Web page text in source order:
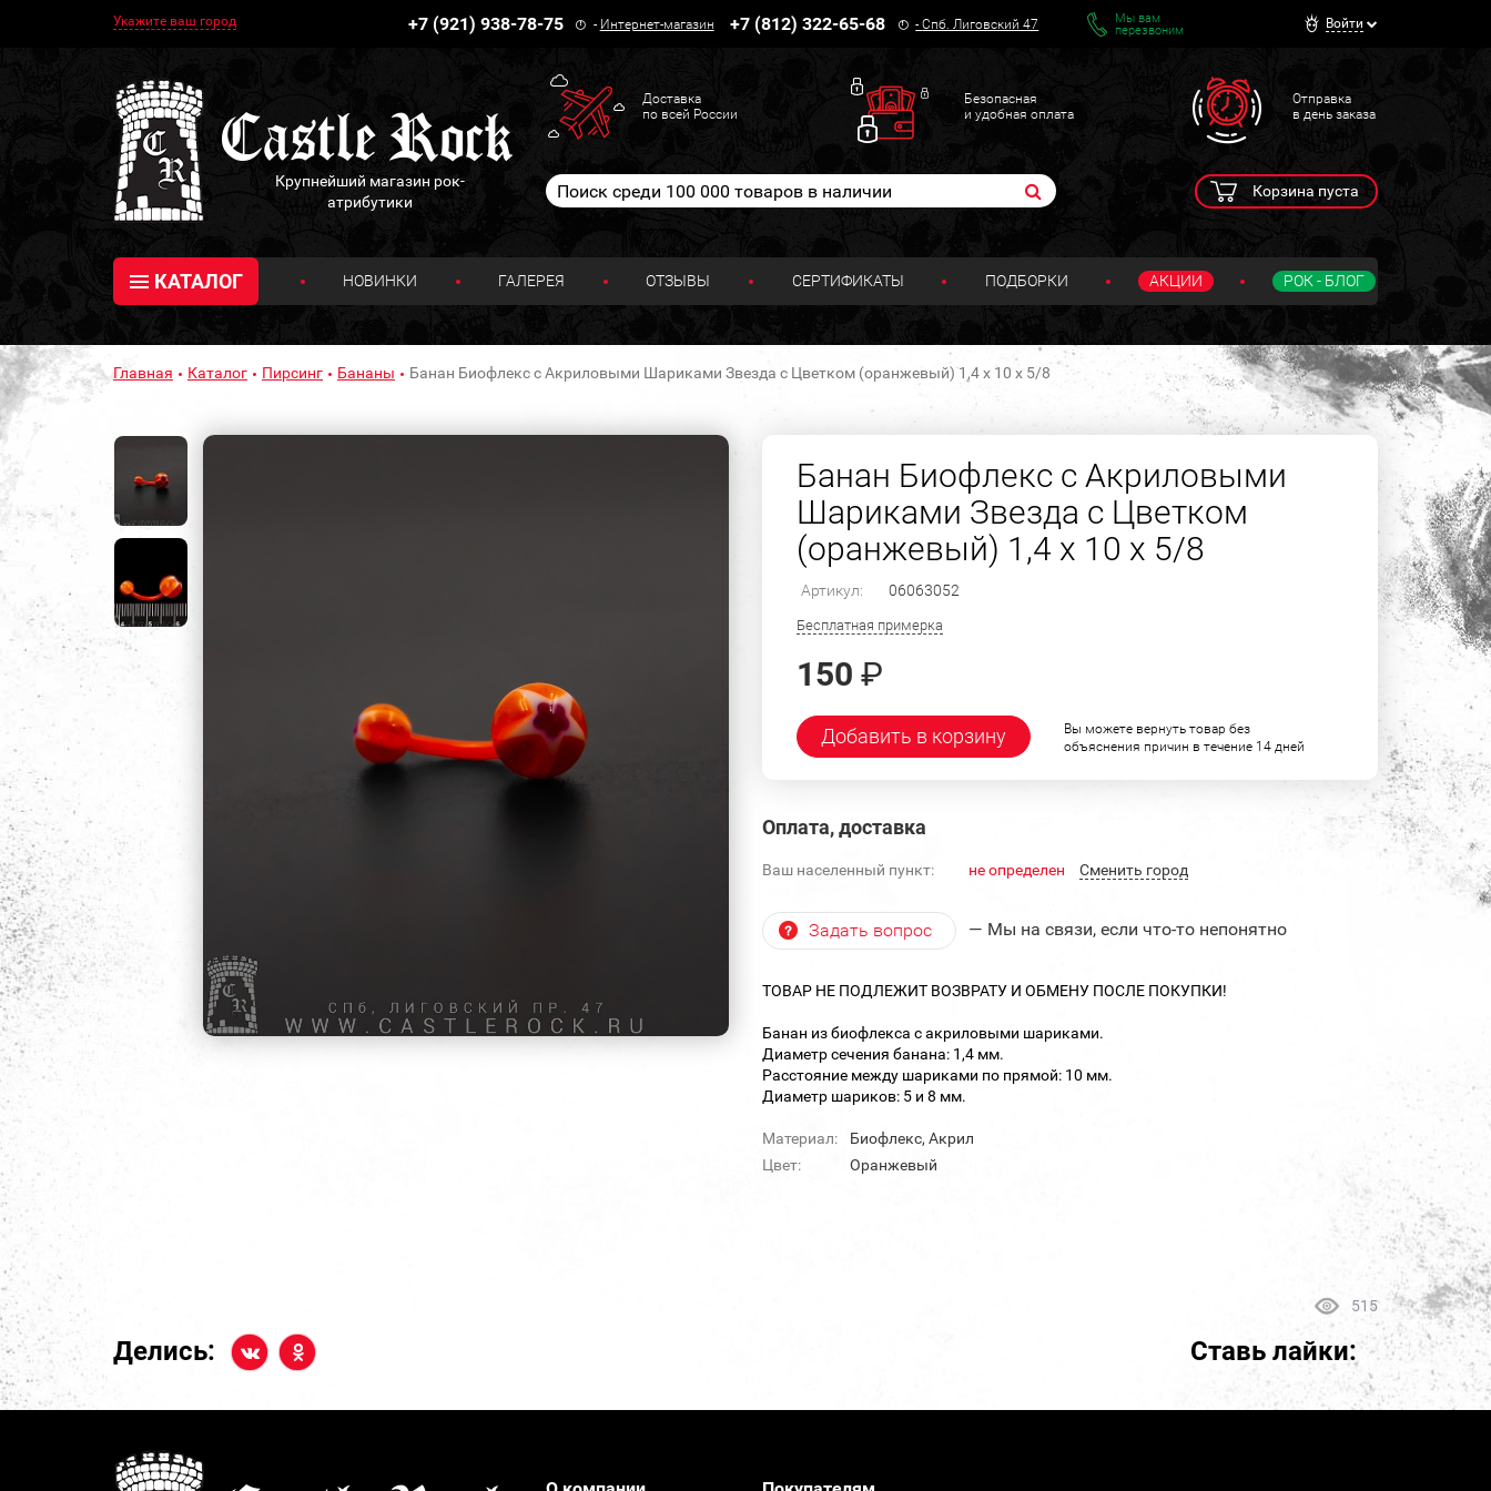
Укажите ваш город +7 (921) 938-78-75 - Интернет-магазин +7 (812) 322-65-68 -Спб. Лиговский 47
Мы вам
перезвоним
Войти
Крупнейший магазин рок-
атрибутики
Доставка
по всей России
Безопасная
и удобная оплата
Отправка
в день заказа
Корзина пуста
КАТАЛОГ НОВИНКИ ГАЛЕРЕЯ ОТЗЫВЫ СЕРТИФИКАТЫ ПОДБОРКИ АКЦИИ РОК - БЛОГ
Главная Каталог Пирсинг Бананы Банан Биофлекс с Акриловыми Шариками Звезда с Цветком (оранжевый) 1,4 х 10 х 5/8
Банан Биофлекс с Акриловыми
Шариками Звезда с Цветком
(оранжевый) 1,4 х 10 х 5/8
Артикул: 06063052
Бесплатная примерка
150 ₽
Добавить в корзину
Вы можете вернуть товар без
объяснения причин в течение 14 дней
Оплата, доставка
Ваш населенный пункт: не определен Cменить город
Задать вопрос — Мы на связи, если что-то непонятно
ТОВАР НЕ ПОДЛЕЖИТ ВОЗВРАТУ И ОБМЕНУ ПОСЛЕ ПОКУПКИ!
Банан из биофлекса с акриловыми шариками.
Диаметр сечения банана: 1,4 мм.
Расстояние между шариками по прямой: 10 мм.
Диаметр шариков: 5 и 8 мм.
Материал:
Биофлекс, Акрил
Цвет:
Оранжевый
515
Делись: Ставь лайки: